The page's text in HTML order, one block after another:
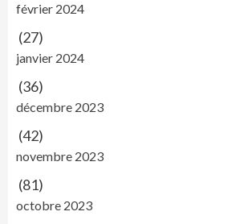
février 2024
(27)
janvier 2024
(36)
décembre 2023
(42)
novembre 2023
(81)
octobre 2023